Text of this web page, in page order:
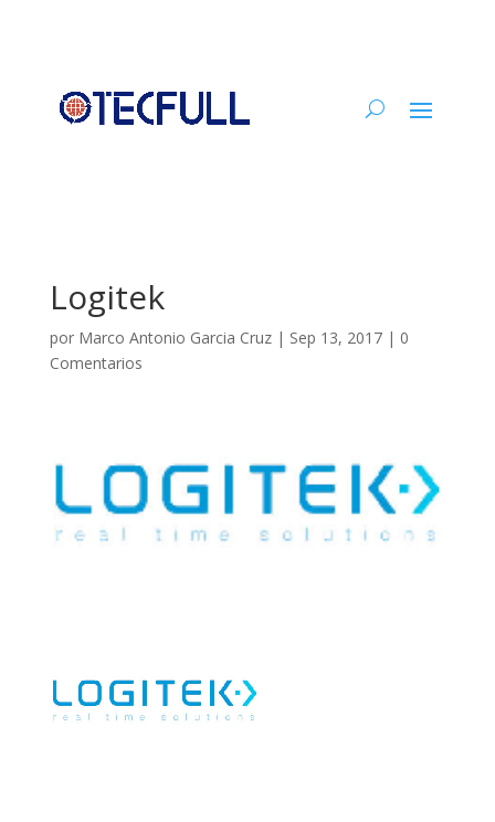
Logitek
por Marco Antonio Garcia Cruz| Sep 13, 2017| 0
Comentarios